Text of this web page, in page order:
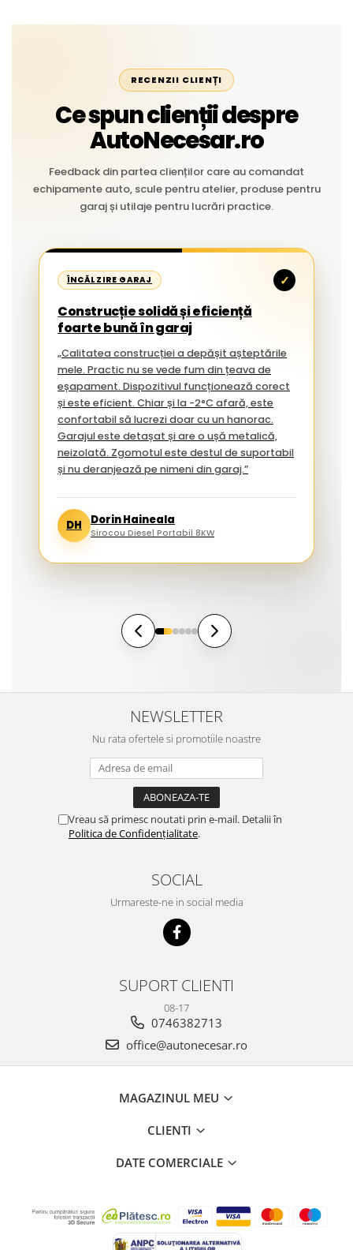
RECENZII CLIENȚI
Ce spun clienții despre
AutoNecesar.ro
Feedback din partea clienților care au comandat
echipamente auto, scule pentru atelier, produse pentru
garaj și utilaje pentru lucrări practice.
ÎNCĂLZIRE GARAJ ✓
Construcție solidă și eficiență
foarte bună în garaj
„Calitatea construcției a depășit așteptările
mele. Practic nu se vede fum din țeava de
eșapament. Dispozitivul funcționează corect
și este eficient. Chiar și la -2°C afară, este
confortabil să lucrezi doar cu un hanorac.
Garajul este detașat și are o ușă metalică,
neizolată. Zgomotul este destul de suportabil
și nu deranjează pe nimeni din garaj.”
DH Dorin Haineala
Sirocou Diesel Portabil 8KW
NEWSLETTER
Nu rata ofertele si promotiile noastre
Vreau să primesc noutati prin e-mail. Detalii în
Politica de Confidențialitate.
SOCIAL
Urmareste-ne in social media
SUPORT CLIENTI
08-17
0746382713
office@autonecesar.ro
MAGAZINUL MEU
CLIENTI
DATE COMERCIALE